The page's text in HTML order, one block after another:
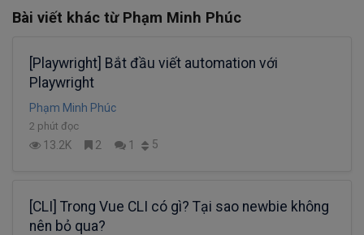
Bài viết khác từ Phạm Minh Phúc
[Playwright] Bắt đầu viết automation với
Playwright
Phạm Minh Phúc
2 phút đọc
13.2K 2 1 5
[CLI] Trong Vue CLI có gì? Tại sao newbie không
nên bỏ qua?